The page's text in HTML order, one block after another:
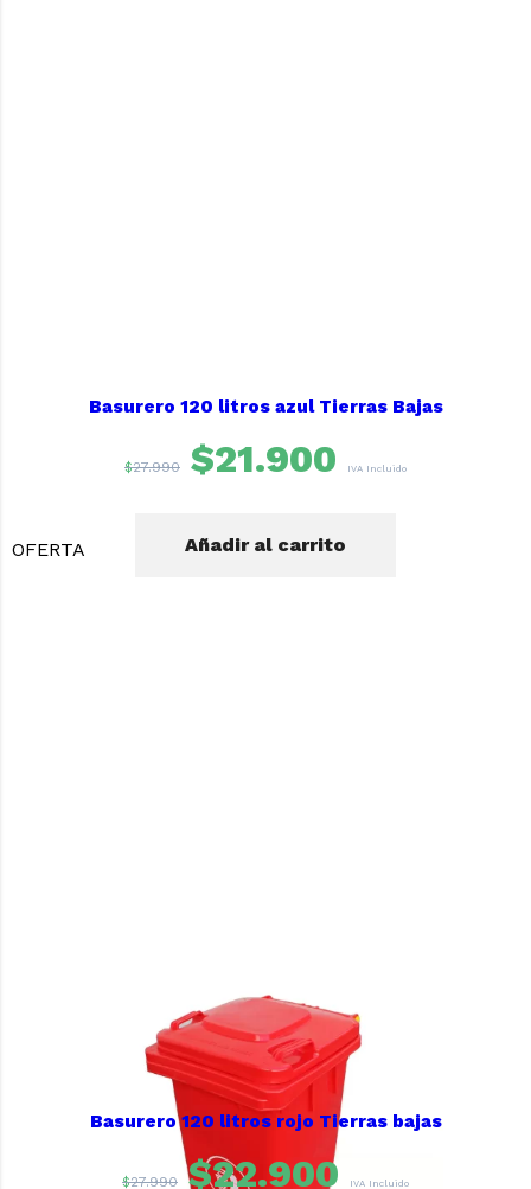
Basurero 120 litros azul Tierras Bajas
$27.990 $21.900 IVA Incluido
Añadir al carrito
OFERTA
Basurero 120 litros rojo Tierras bajas
$27.990 $22.900 IVA Incluido